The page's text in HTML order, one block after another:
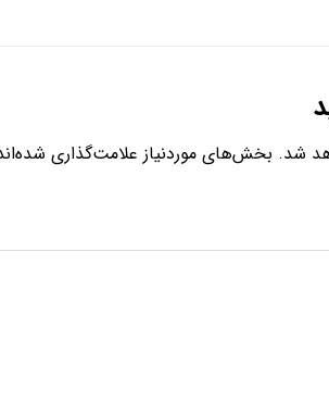
شد. بخش‌های موردنیاز علامت‌گذاری